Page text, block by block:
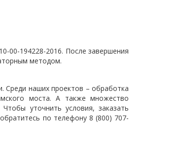
00-194228-2016. После завершения
методом.
Среди наших проектов – обработка
моста. А также множество
уточнить условия, заказать
по телефону 8 (800) 707-